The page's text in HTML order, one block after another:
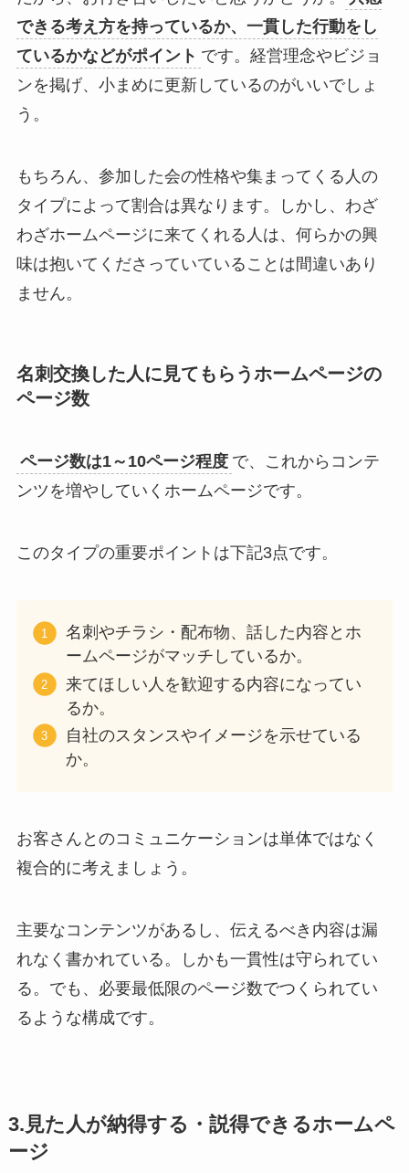
できる考え方を持っているか、一貫した行動をし
ているかなどがポイント です。経営理念やビジョ
ンを掲げ、小まめに更新しているのがいいでしょ
う。
もちろん、参加した会の性格や集まってくる人の
タイプによって割合は異なります。しかし、わざ
わざホームページに来てくれる人は、何らかの興
味は抱いてくださっていていることは間違いあり
ません。
名刺交換した人に見てもらうホームページの
ページ数
ページ数は1～10ページ程度 で、これからコンテ
ンツを増やしていくホームページです。
このタイプの重要ポイントは下記3点です。
名刺やチラシ・配布物、話した内容とホ
ームページがマッチしているか。
来てほしい人を歓迎する内容になってい
るか。
自社のスタンスやイメージを示せている
か。
お客さんとのコミュニケーションは単体ではなく
複合的に考えましょう。
主要なコンテンツがあるし、伝えるべき内容は漏
れなく書かれている。しかも一貫性は守られてい
る。でも、必要最低限のページ数でつくられてい
るような構成です。
3.見た人が納得する・説得できるホームペ
ージ